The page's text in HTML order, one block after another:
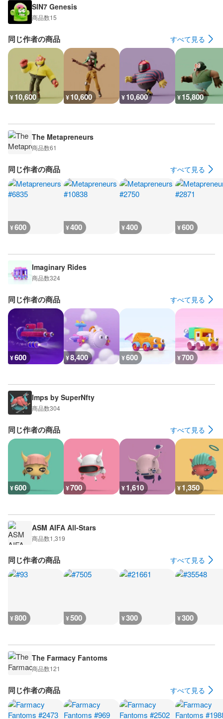
SIN7 Genesis
商品数15
同じ作者の商品 すべて見る
¥10,600 ¥10,600 ¥10,600 ¥15,800
The Metapreneurs
商品数61
同じ作者の商品 すべて見る
¥600 ¥400 ¥400 ¥600
Imaginary Rides
商品数324
同じ作者の商品 すべて見る
¥600 ¥8,400 ¥600 ¥700
Imps by SuperNfty
商品数304
同じ作者の商品 すべて見る
¥600 ¥700 ¥1,610 ¥1,350
ASM AIFA All-Stars
商品数1,319
同じ作者の商品 すべて見る
¥800 ¥500 ¥300 ¥300
The Farmacy Fantoms
商品数121
同じ作者の商品 すべて見る